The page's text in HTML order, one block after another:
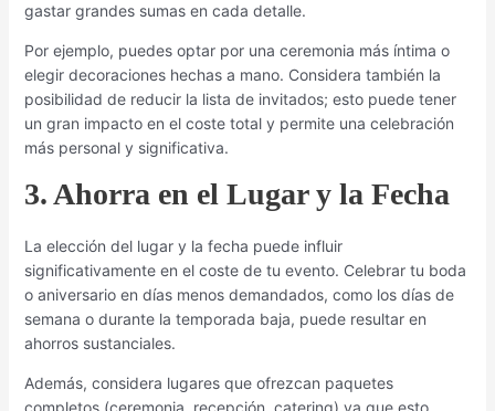
gastar grandes sumas en cada detalle.
Por ejemplo, puedes optar por una ceremonia más íntima o
elegir decoraciones hechas a mano. Considera también la
posibilidad de reducir la lista de invitados; esto puede tener
un gran impacto en el coste total y permite una celebración
más personal y significativa.
3. Ahorra en el Lugar y la Fecha
La elección del lugar y la fecha puede influir
significativamente en el coste de tu evento. Celebrar tu boda
o aniversario en días menos demandados, como los días de
semana o durante la temporada baja, puede resultar en
ahorros sustanciales.
Además, considera lugares que ofrezcan paquetes
completos (ceremonia, recepción, catering) ya que esto